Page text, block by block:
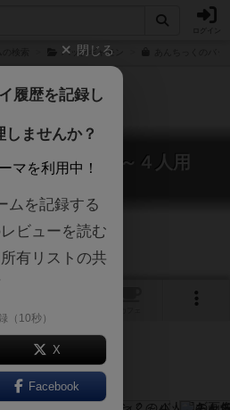
バックギャモン
クギャモン２～４人用
gammon 2-4 Players
閉じる
履歴を記録し
しませんか？
マを利用中！
ムを記録する
ビューを読む
有リストの共
（10秒）
X
Facebook